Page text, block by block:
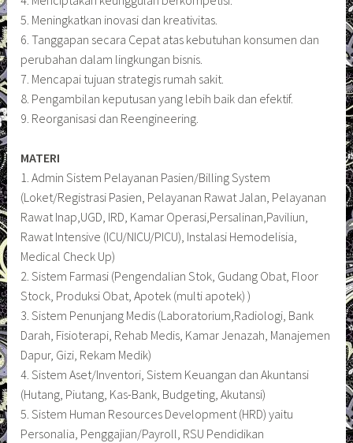
5. Meningkatkan inovasi dan kreativitas.
6. Tanggapan secara Cepat atas kebutuhan konsumen dan
perubahan dalam lingkungan bisnis.
7. Mencapai tujuan strategis rumah sakit.
8. Pengambilan keputusan yang lebih baik dan efektif.
9. Reorganisasi dan Reengineering.
MATERI
1. Admin Sistem Pelayanan Pasien/Billing System
(Loket/Registrasi Pasien, Pelayanan Rawat Jalan, Pelayanan
Rawat Inap,UGD, IRD, Kamar Operasi,Persalinan,Paviliun,
Rawat Intensive (ICU/NICU/PICU), Instalasi Hemodelisia,
Medical Check Up)
2. Sistem Farmasi (Pengendalian Stok, Gudang Obat, Floor
Stock, Produksi Obat, Apotek (multi apotek) )
3. Sistem Penunjang Medis (Laboratorium,Radiologi, Bank
Darah, Fisioterapi, Rehab Medis, Kamar Jenazah, Manajemen
Dapur, Gizi, Rekam Medik)
4. Sistem Aset/Inventori, Sistem Keuangan dan Akuntansi
(Hutang, Piutang, Kas-Bank, Budgeting, Akutansi)
5. Sistem Human Resources Development (HRD) yaitu
Personalia, Penggajian/Payroll, RSU Pendidikan